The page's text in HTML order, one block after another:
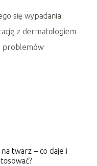
się wypadania
z dermatologiem
problemów
twarz – co daje i